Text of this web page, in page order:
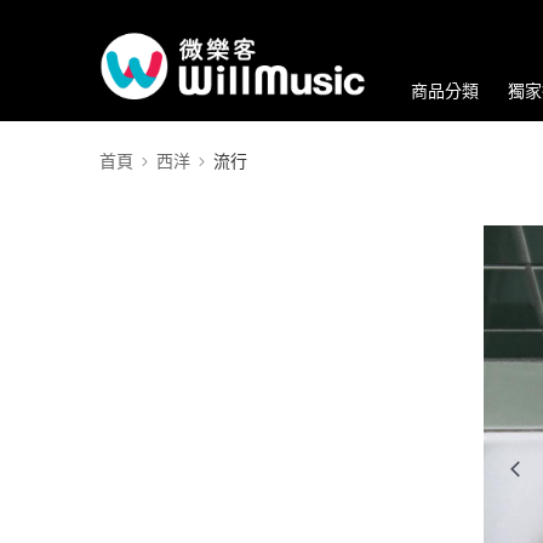
商品分類 獨
首頁 西洋 流行